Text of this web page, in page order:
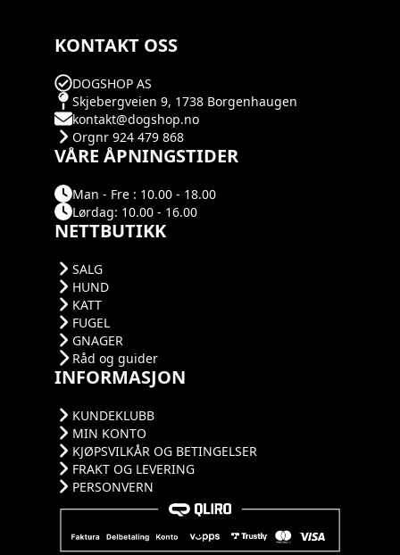
KONTAKT OSS
DOGSHOP AS
Skjebergveien 9, 1738 Borgenhaugen
kontakt@dogshop.no
Orgnr 924 479 868
VÅRE ÅPNINGSTIDER
Man - Fre : 10.00 - 18.00
Lørdag: 10.00 - 16.00
NETTBUTIKK
SALG
HUND
KATT
FUGEL
GNAGER
Råd og guider
INFORMASJON
KUNDEKLUBB
MIN KONTO
KJØPSVILKÅR OG BETINGELSER
FRAKT OG LEVERING
PERSONVERN